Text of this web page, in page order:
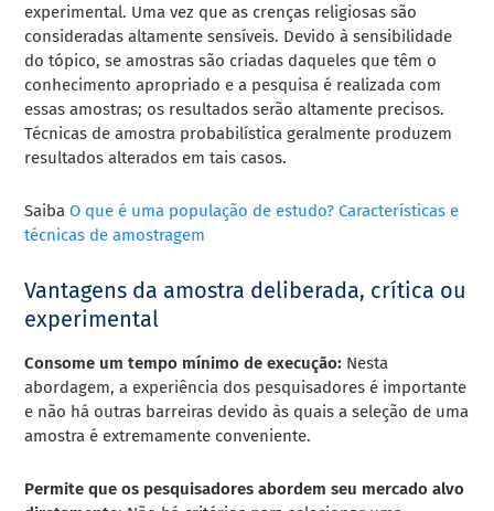
experimental. Uma vez que as crenças religiosas são
consideradas altamente sensíveis. Devido à sensibilidade
do tópico, se amostras são criadas daqueles que têm o
conhecimento apropriado e a pesquisa é realizada com
essas amostras; os resultados serão altamente precisos.
Técnicas de amostra probabilística geralmente produzem
resultados alterados em tais casos.
SaibaO que é uma população de estudo? Características e
técnicas de amostragem
Vantagens da amostra deliberada, crítica ou
experimental
Consome um tempo mínimo de execução: Nesta
abordagem, a experiência dos pesquisadores é importante
e não há outras barreiras devido às quais a seleção de uma
amostra é extremamente conveniente.
Permite que os pesquisadores abordem seu mercado alvo